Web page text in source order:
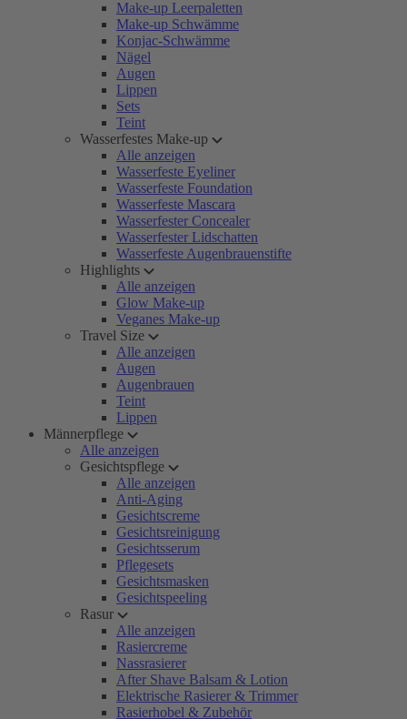
Make-up Leerpaletten
Make-up Schwämme
Konjac-Schwämme
Nägel
Augen
Lippen
Sets
Teint
Wasserfestes Make-up
Alle anzeigen
Wasserfeste Eyeliner
Wasserfeste Foundation
Wasserfeste Mascara
Wasserfester Concealer
Wasserfester Lidschatten
Wasserfeste Augenbrauenstifte
Highlights
Alle anzeigen
Glow Make-up
Veganes Make-up
Travel Size
Alle anzeigen
Augen
Augenbrauen
Teint
Lippen
Männerpflege
Alle anzeigen
Gesichtspflege
Alle anzeigen
Anti-Aging
Gesichtscreme
Gesichtsreinigung
Gesichtsserum
Pflegesets
Gesichtsmasken
Gesichtspeeling
Rasur
Alle anzeigen
Rasiercreme
Nassrasierer
After Shave Balsam & Lotion
Elektrische Rasierer & Trimmer
Rasierhobel & Zubehör